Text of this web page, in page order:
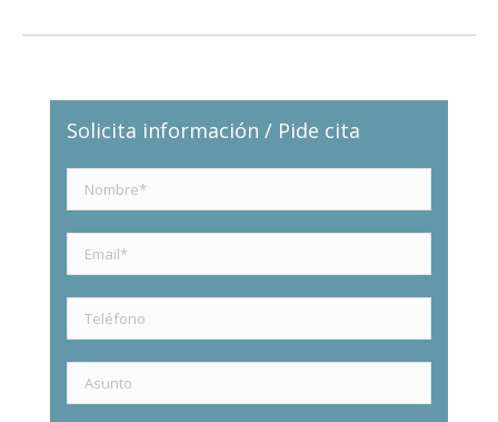
Solicita información / Pide cita